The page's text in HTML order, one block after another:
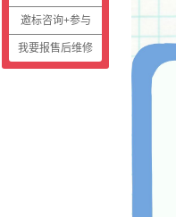
邀标咨询+参与
我要报售后维修